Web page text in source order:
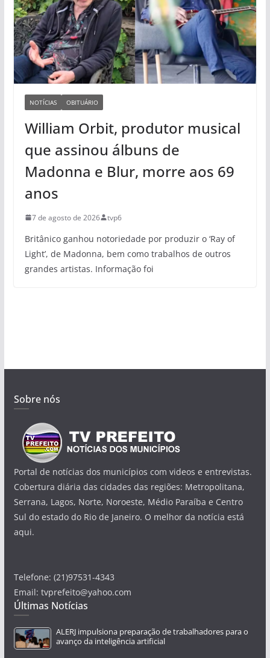
NOTÍCIAS OBITUÁRIO
William Orbit, produtor musical
que assinou álbuns de
Madonna e Blur, morre aos 69
anos
7 de agosto de 2026 tvp6
Britânico ganhou notoriedade por produzir o ‘Ray of
Light’, de Madonna, bem como trabalhos de outros
grandes artistas. Informação foi
Sobre nós
Portal de notícias dos municípios com videos e entrevistas.
Cobertura diária das cidades das regiões: Metropolitana,
Serrana, Lagos, Norte, Noroeste, Médio Paraíba e Centro
Sul do estado do Rio de Janeiro. O melhor da notícia está
aqui.
Telefone: (21)97531-4343
Email: tvprefeito@yahoo.com
Últimas Notícias
ALERJ impulsiona preparação de trabalhadores para o
avanço da inteligência artificial